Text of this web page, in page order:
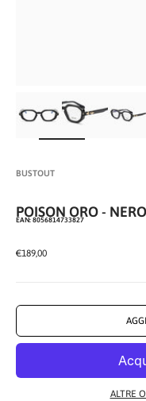
IMMAGINE
BUSTOUT
POISON ORO - NERO
EAN: 8056814733827
PREZZO SCONTATO
€189,00
ALTRE